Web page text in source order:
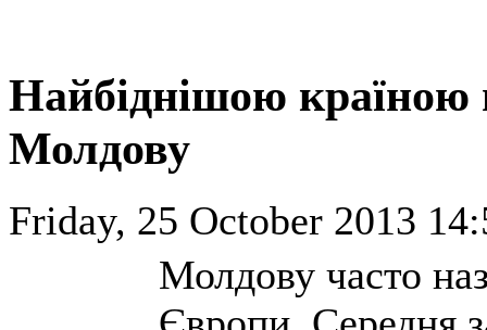
Найбіднішою
Молдову
Friday, 25 October 2013
Молдову часто